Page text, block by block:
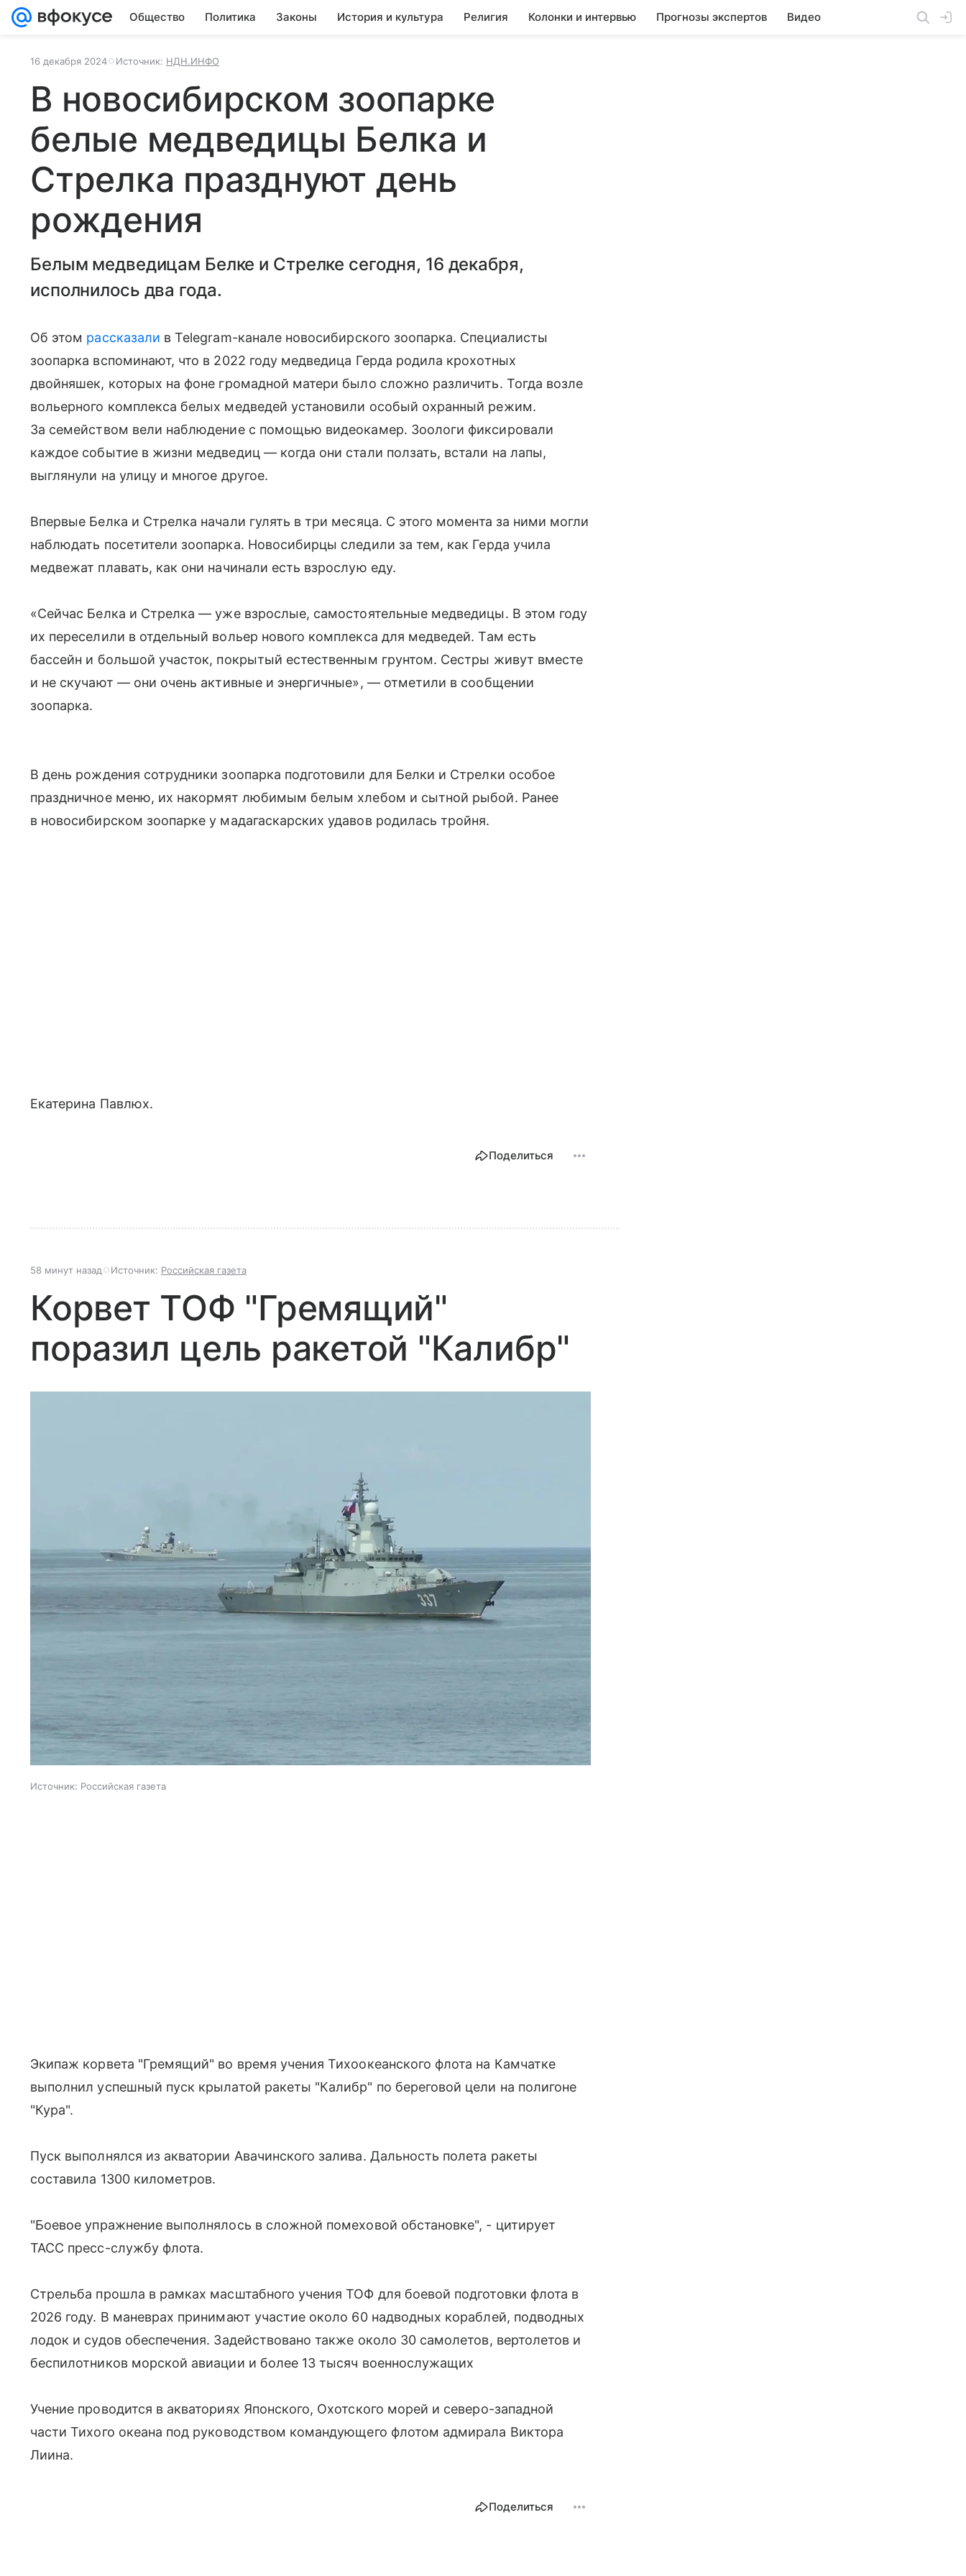
Общество Политика Законы История и культура Религия Колонки и интервью Прогнозы экспертов Видео
16 декабря 2024 Источник: НДН.ИНФО
В новосибирском зоопарке
белые медведицы Белка и
Стрелка празднуют день
рождения
Белым медведицам Белке и Стрелке сегодня, 16 декабря,
исполнилось два года.
Об этом рассказали в Telegram-канале новосибирского зоопарка. Специалисты
зоопарка вспоминают, что в 2022 году медведица Герда родила крохотных
двойняшек, которых на фоне громадной матери было сложно различить. Тогда возле
вольерного комплекса белых медведей установили особый охранный режим.
За семейством вели наблюдение с помощью видеокамер. Зоологи фиксировали
каждое событие в жизни медведиц — когда они стали ползать, встали на лапы,
выглянули на улицу и многое другое.
Впервые Белка и Стрелка начали гулять в три месяца. С этого момента за ними могли
наблюдать посетители зоопарка. Новосибирцы следили за тем, как Герда учила
медвежат плавать, как они начинали есть взрослую еду.
«Сейчас Белка и Стрелка — уже взрослые, самостоятельные медведицы. В этом году
их переселили в отдельный вольер нового комплекса для медведей. Там есть
бассейн и большой участок, покрытый естественным грунтом. Сестры живут вместе
и не скучают — они очень активные и энергичные», — отметили в сообщении
зоопарка.
В день рождения сотрудники зоопарка подготовили для Белки и Стрелки особое
праздничное меню, их накормят любимым белым хлебом и сытной рыбой. Ранее
в новосибирском зоопарке у мадагаскарских удавов родилась тройня.
Екатерина Павлюх.
Поделиться
58 минут назад Источник: Российская газета
Корвет ТОФ "Гремящий"
поразил цель ракетой "Калибр"
Источник: Российская газета
Экипаж корвета "Гремящий" во время учения Тихоокеанского флота на Камчатке
выполнил успешный пуск крылатой ракеты "Калибр" по береговой цели на полигоне
"Кура".
Пуск выполнялся из акватории Авачинского залива. Дальность полета ракеты
составила 1300 километров.
"Боевое упражнение выполнялось в сложной помеховой обстановке", - цитирует
ТАСС пресс-службу флота.
Стрельба прошла в рамках масштабного учения ТОФ для боевой подготовки флота в
2026 году. В маневрах принимают участие около 60 надводных кораблей, подводных
лодок и судов обеспечения. Задействовано также около 30 самолетов, вертолетов и
беспилотников морской авиации и более 13 тысяч военнослужащих
Учение проводится в акваториях Японского, Охотского морей и северо-западной
части Тихого океана под руководством командующего флотом адмирала Виктора
Лиина.
Поделиться